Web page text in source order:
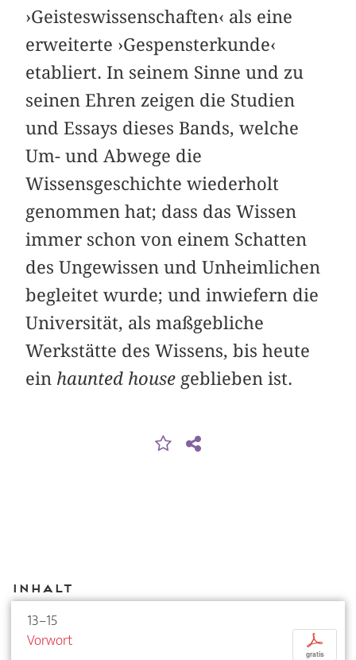
›Geisteswissenschaften‹ als eine
erweiterte ›Gespensterkunde‹
etabliert. In seinem Sinne und zu
seinen Ehren zeigen die Studien
und Essays dieses Bands, welche
Um- und Abwege die
Wissensgeschichte wiederholt
genommen hat; dass das Wissen
immer schon von einem Schatten
des Ungewissen und Unheimlichen
begleitet wurde; und inwiefern die
Universität, als maßgebliche
Werkstätte des Wissens, bis heute
ein haunted house geblieben ist.
Inhalt
13–15
Vorwort
p
gratis